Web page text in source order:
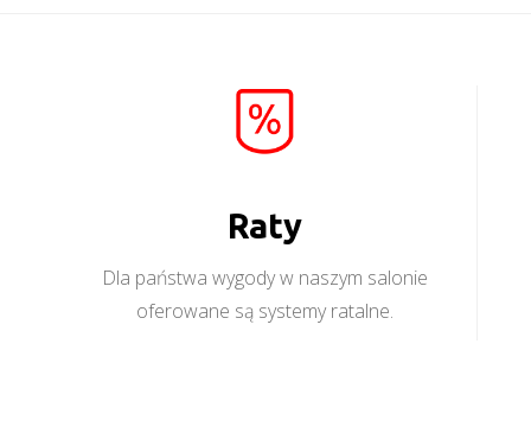
Raty
Dla państwa wygody w naszym salonie
oferowane są systemy ratalne.